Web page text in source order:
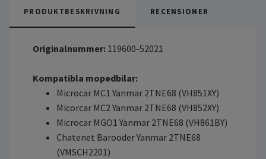
PRODUKTBESKRIVNING RECENSIONER
Originalnummer: 119600-52021
Kompatibla mopedbilar:
Microcar MC1 Yanmar 2TNE68 (VH851XY)
Micorcar MC2 Yanmar 2TNE68 (VH852XY)
Microcar MGO1 Yanmar 2TNE68 (VH861BY)
Chatenet Barooder Yanmar 2TNE68
(VMSCH2201)